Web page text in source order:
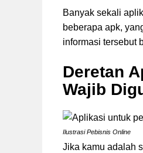
Banyak sekali
beberapa apk,
informasi tersebut
Deretan
Wajib
Ilustrasi Pebisnis Online
Jika kamu adalah